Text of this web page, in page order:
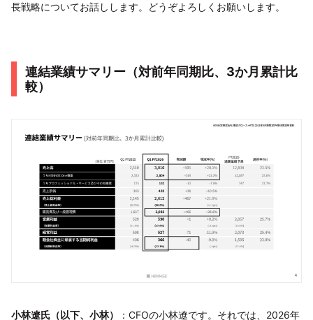
長戦略についてお話しします。どうぞよろしくお願いします。
連結業績サマリー（対前年同期比、3か月累計比
較）
小林遼氏（以下、小林）
：CFOの小林遼です。それでは、2026年